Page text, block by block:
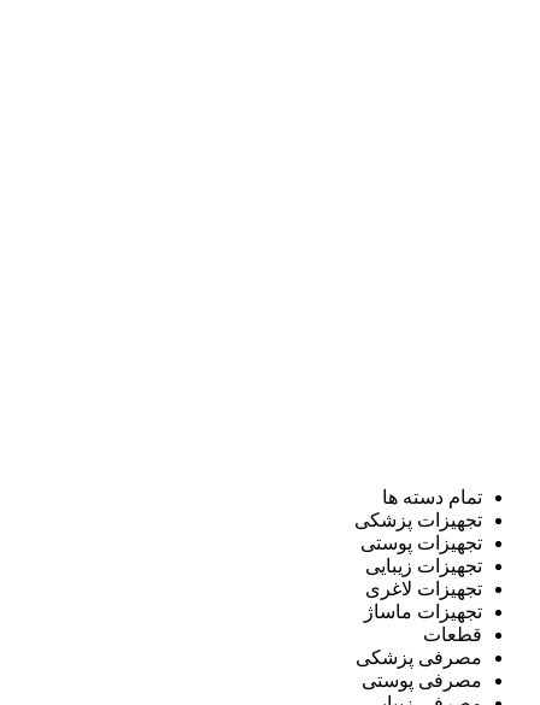
تمام دسته ها
تجهیزات پزشکی
تجهیزات پوستی
تجهیزات زیبایی
تجهیزات لاغری
تجهیزات ماساژ
قطعات
مصرفی پزشکی
مصرفی پوستی